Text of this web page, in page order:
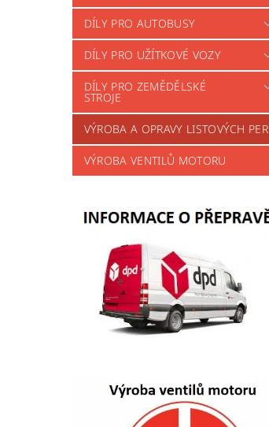
DÍLY PRO AUTOBUSY
DÍLY PRO UŽÍTKOVÉ VOZY
DÍLY PRO ZEMĚDĚLSKÉ
STROJE
VÝROBA A OPRAVY LISTOVÝCH PER
VÝROBA VENTILŮ MOTORU